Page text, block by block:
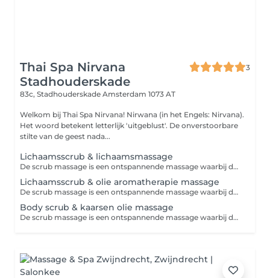
Thai Spa Nirvana
Stadhouderskade
3
83c, Stadhouderskade Amsterdam 1073 AT
Welkom bij Thai Spa Nirvana! Nirwana (in het Engels: Nirvana).
Het woord betekent letterlijk 'uitgeblust'. De onverstoorbare
stilte van de geest nada...
Lichaamsscrub & lichaamsmassage
De scrub massage is een ontspannende massage waarbij dode huidcellen en oneffenheden worden verwijderd door onze scrub creme. Door de draaiende masserende bewegingen word de doorbloeding van de huid verbeterd. Na de behandeling heeft u een verfrissend, aangenaam en verzorgd gevoel.
Lichaamsscrub & olie aromatherapie massage
De scrub massage is een ontspannende massage waarbij dode huidcellen en oneffenheden worden verwijderd door onze scrub creme. Door de draaiende masserende bewegingen word de doorbloeding van de huid verbeterd. De massage word uitgevoerd met ontspannende aroma olie. Na de behandeling heeft u een verfrissend, aangenaam en verzorgd gevoel.
Body scrub & kaarsen olie massage
De scrub massage is een ontspannende massage waarbij dode huidcellen en oneffenheden worden verwijderd door onze scrub creme. Door de draaiende masserende bewegingen word de doorbloeding van de huid verbeterd. De massage word uitgevoerd met kaarsen olie. Na de behandeling heeft u een verfrissend, aangenaam en verzorgd gevoel.